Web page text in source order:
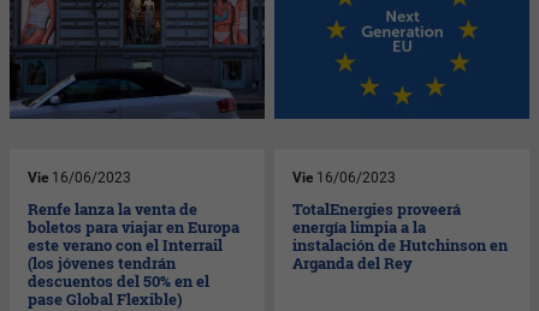
Vie 16/06/2023
Renfe lanza la venta de
boletos para viajar en Europa
este verano con el Interrail
(los jóvenes tendrán
descuentos del 50% en el
pase Global Flexible)
Vie 16/06/2023
TotalEnergies proveerá
energía limpia a la
instalación de Hutchinson en
Arganda del Rey